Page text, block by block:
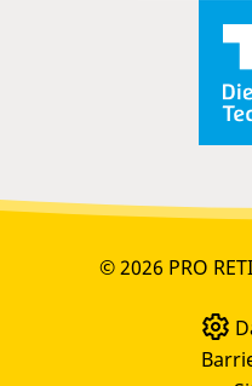
© 2026 PRO